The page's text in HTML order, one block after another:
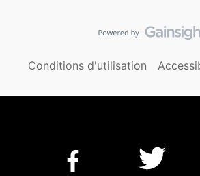
Conditions d'utilisation